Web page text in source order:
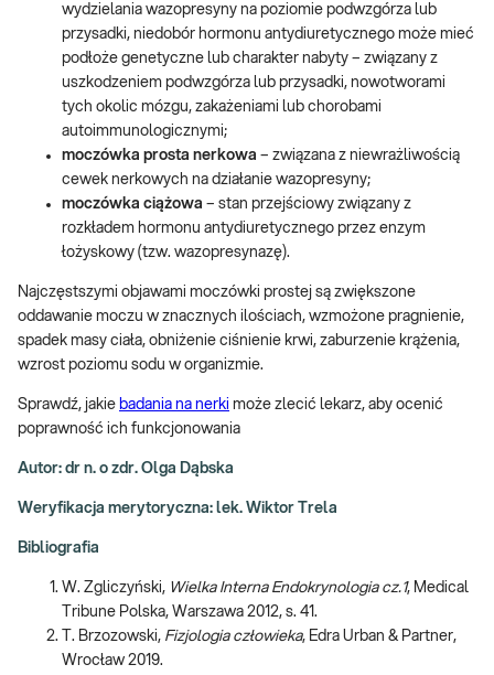
wydzielania wazopresyny na poziomie podwzgórza lub
przysadki, niedobór hormonu antydiuretycznego może mieć
podłoże genetyczne lub charakter nabyty – związany z
uszkodzeniem podwzgórza lub przysadki, nowotworami
tych okolic mózgu, zakażeniami lub chorobami
autoimmunologicznymi;
moczówka prosta nerkowa – związana z niewrażliwością
cewek nerkowych na działanie wazopresyny;
moczówka ciążowa – stan przejściowy związany z
rozkładem hormonu antydiuretycznego przez enzym
łożyskowy (tzw. wazopresynazę).
Najczęstszymi objawami moczówki prostej są zwiększone
oddawanie moczu w znacznych ilościach, wzmożone pragnienie,
spadek masy ciała, obniżenie ciśnienie krwi, zaburzenie krążenia,
wzrost poziomu sodu w organizmie.
Sprawdź, jakie badania na nerki może zlecić lekarz, aby ocenić
poprawność ich funkcjonowania
Autor: dr n. o zdr. Olga Dąbska
Weryfikacja merytoryczna: lek. Wiktor Trela
Bibliografia
W. Zgliczyński, Wielka Interna Endokrynologia cz.1, Medical
Tribune Polska, Warszawa 2012, s. 41.
T. Brzozowski, Fizjologia człowieka, Edra Urban & Partner,
Wrocław 2019.